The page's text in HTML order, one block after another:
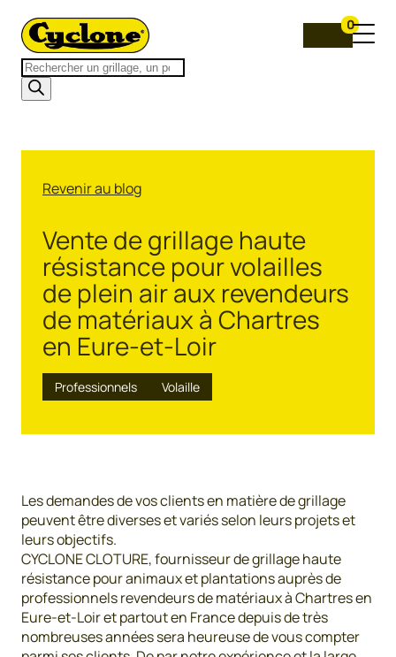
Recherche
de
produits
0
Revenir au blog
Vente de grillage haute
résistance pour volailles
de plein air aux revendeurs
de matériaux à Chartres
en Eure-et-Loir
Professionnels Volaille
Les demandes de vos clients en matière de grillage
peuvent être diverses et variés selon leurs projets et
leurs objectifs.
CYCLONE CLOTURE, fournisseur de grillage haute
résistance pour animaux et plantations auprès de
professionnels revendeurs de matériaux à Chartres en
Eure-et-Loir et partout en France depuis de très
nombreuses années sera heureuse de vous compter